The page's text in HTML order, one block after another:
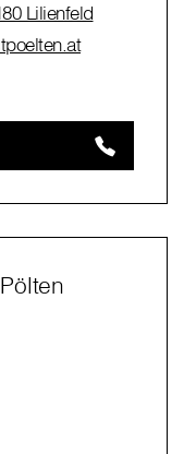
Lilienfeld